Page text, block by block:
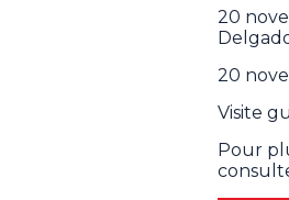
20
20
Visite
Pour